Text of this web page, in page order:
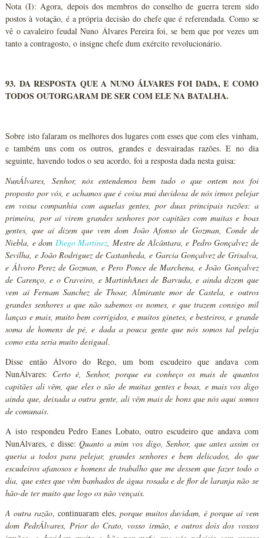
Nota (I): Agora, depois dos membros do conselho de guerra terem sido
postos à votação, é a própria decisão do chefe que é referendada. Como se
vê o cavaleiro feudal Nuno Álvares Pereira foi, se bem que por vezes um
tanto a contragosto, o insigne chefe dum exército revolucionário.
93. DA RESPOSTA QUE A NUNO ÁLVARES FOI DADA, E COMO
TODOS OUTORGARAM DE SER COM ELE NA BATALHA.
Sobre isto falaram os melhores dos lugares com esses que com eles vinham,
e também uns com os outros, grandes e desvairadas razões. E no dia
seguinte, havendo todos o seu acordo, foi a resposta dada nesta guisa:
NunÁlvares, Senhor, nós entendemos bem tudo o que ontem nos foi
proposto por vós, e achamos que é coisa mui duvidosa de nós irmos pelejar
em vossa companhia com aquelas gentes, por duas principais razões: a
primeira, por aí virem grandes senhores por capitães com muitas e boas
gentes, que aí dizem que vem dom João Afonso de Gozman, Conde de
Niebla, e dom Diego Martinez, Mestre de Alcântara, e Pedro Gonçalvez de
Sevilha, e João Rodriguez de Castanheda, e Garcia Gonçalvez de Grisalva,
e Álvoro Perez de Gozman, e Pero Ponce de Marchena, e João Gonçalvez
de Carenço, e o Craveiro, e MartinhAnes de Barvuda, e ainda dizem que
vem aí Fernam Sanchez de Thoar, Almirante mor de Castela, e outros
grandes senhores a que não sabemos os nomes, e que trazem consigo mil
lanças e mais, muito bem corrigidos, e muitos ginetes, e besteiros, e grande
soma de homens de pé, e dada a pouca gente que nós somos tal peleja
como esta seria muito desigual.
Disse então Álvoro do Rego, um bom escudeiro que andava com
NunÁlvares: Certo é, Senhor, porque eu conheço os mais de quantos
capitães ali vêm, que eles o são de muitas gentes e boas, e mais vos digo
ainda que, deixada a outra gente, ali vêm mais de bons que nós aqui somos
de comunais.
A isto respondeu Pedro Eanes Lobato, outro escudeiro que andava com
NunÁlvares, e disse:Quanto a mim vos digo, Senhor, que antes assim os
queria a todos para pelejar, grandes senhores e bem delicados, do que
escudeiros afanosos e homens de trabalho que me dessem que fazer todo o
dia, que estes que vêm banhados de água rosada e de flor de laranja não se
hão-de ter muito que logo os não vençais.
A outra razão, continuaram eles,porque muitos duvidam, é porque aí vem
dom PedrÁlvares, Prior do Crato, vosso irmão, e outros dois dos vossos